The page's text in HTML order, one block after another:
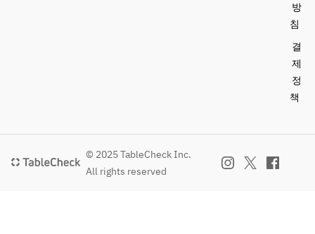
방
침
결
제
정
책
© 2025 TableCheck Inc.
All rights reserved